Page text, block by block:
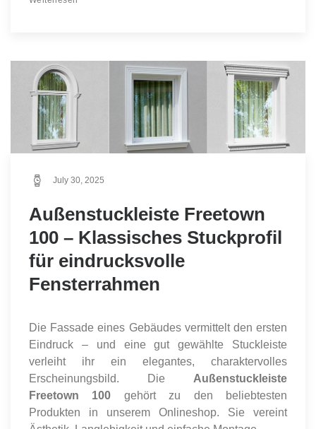
July 30, 2025
Außenstuckleiste Freetown
100 – Klassisches Stuckprofil
für eindrucksvolle
Fensterrahmen
Die Fassade eines Gebäudes vermittelt den ersten
Eindruck – und eine gut gewählte Stuckleiste
verleiht ihr ein elegantes, charaktervolles
Erscheinungsbild. Die Außenstuckleiste
Freetown 100 gehört zu den beliebtesten
Produkten in unserem Onlineshop. Sie vereint